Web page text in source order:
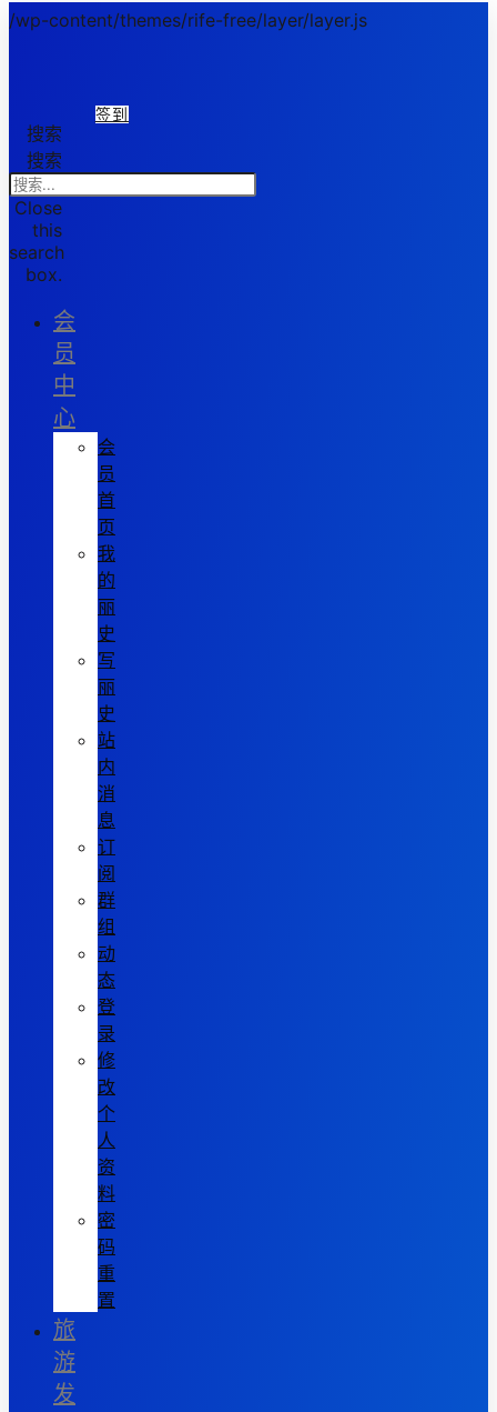
/wp-content/themes/rife-free/layer/layer.js
签到
搜索
搜索
Close
this
search
box.
会
员
中
心
会
员
首
页
我
的
丽
史
写
丽
史
站
内
消
息
订
阅
群
组
动
态
登
录
修
改
个
人
资
料
密
码
重
置
旅
游
发